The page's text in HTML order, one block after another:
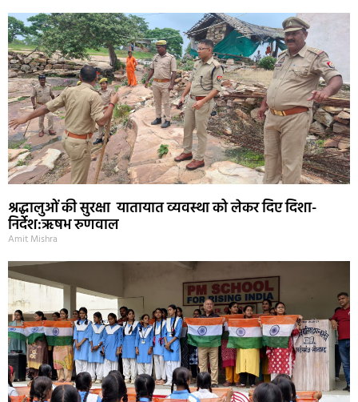
श्रद्धालुओं की सुरक्षा यातायात व्यवस्था को लेकर दिए दिशा-
निर्देश:ऋषभ रुणवाल
Amit Mishra